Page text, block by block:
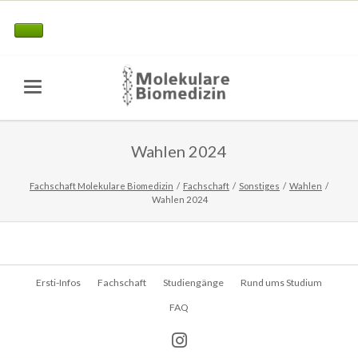
Wahlen 2024
Fachschaft Molekulare Biomedizin Fachschaft Sonstiges
Wahlen
Wahlen 2024
Navigation
Ersti-Infos Fachschaft Studiengänge Rund ums Studium
FAQ